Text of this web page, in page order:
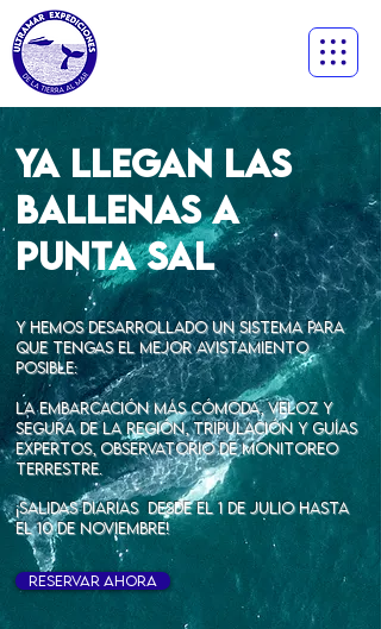
YA LLEGAN LAS
BALLENAS a
PUNTA SAL
y hemos desarrollado un sistema para
que tengas el mejor avistamiento
posible:
la embarcación más cómoda, veloz y
segura de la región, tripulación y guías
expertos, observatorio de monitoreo
terrestre.
¡SALIDAS DIARIAS desde el 1 de julio hasta
el 10 de noviembre!
Reservar ahora